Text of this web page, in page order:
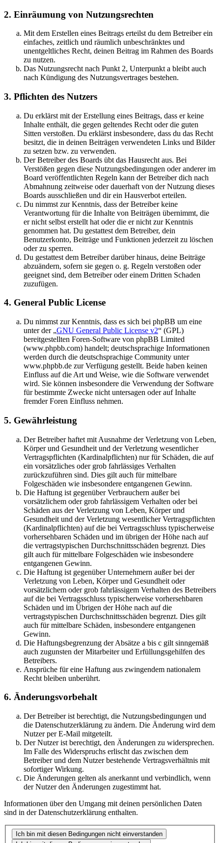
2. Einräumung von Nutzungsrechten
Mit dem Erstellen eines Beitrags erteilst du dem Betreiber ein
einfaches, zeitlich und räumlich unbeschränktes und
unentgeltliches Recht, deinen Beitrag im Rahmen des Boards
zu nutzen.
Das Nutzungsrecht nach Punkt 2, Unterpunkt a bleibt auch
nach Kündigung des Nutzungsvertrages bestehen.
3. Pflichten des Nutzers
Du erklärst mit der Erstellung eines Beitrags, dass er keine
Inhalte enthält, die gegen geltendes Recht oder die guten
Sitten verstoßen. Du erklärst insbesondere, dass du das Recht
besitzt, die in deinen Beiträgen verwendeten Links und Bilder
zu setzen bzw. zu verwenden.
Der Betreiber des Boards übt das Hausrecht aus. Bei
Verstößen gegen diese Nutzungsbedingungen oder anderer im
Board veröffentlichten Regeln kann der Betreiber dich nach
Abmahnung zeitweise oder dauerhaft von der Nutzung dieses
Boards ausschließen und dir ein Hausverbot erteilen.
Du nimmst zur Kenntnis, dass der Betreiber keine
Verantwortung für die Inhalte von Beiträgen übernimmt, die
er nicht selbst erstellt hat oder die er nicht zur Kenntnis
genommen hat. Du gestattest dem Betreiber, dein
Benutzerkonto, Beiträge und Funktionen jederzeit zu löschen
oder zu sperren.
Du gestattest dem Betreiber darüber hinaus, deine Beiträge
abzuändern, sofern sie gegen o. g. Regeln verstoßen oder
geeignet sind, dem Betreiber oder einem Dritten Schaden
zuzufügen.
4. General Public License
Du nimmst zur Kenntnis, dass es sich bei phpBB um eine
unter der „GNU General Public License v2“ (GPL)
bereitgestellten Foren-Software von phpBB Limited
(www.phpbb.com) handelt; deutschsprachige Informationen
werden durch die deutschsprachige Community unter
www.phpbb.de zur Verfügung gestellt. Beide haben keinen
Einfluss auf die Art und Weise, wie die Software verwendet
wird. Sie können insbesondere die Verwendung der Software
für bestimmte Zwecke nicht untersagen oder auf Inhalte
fremder Foren Einfluss nehmen.
5. Gewährleistung
Der Betreiber haftet mit Ausnahme der Verletzung von Leben,
Körper und Gesundheit und der Verletzung wesentlicher
Vertragspflichten (Kardinalpflichten) nur für Schäden, die auf
ein vorsätzliches oder grob fahrlässiges Verhalten
zurückzuführen sind. Dies gilt auch für mittelbare
Folgeschäden wie insbesondere entgangenen Gewinn.
Die Haftung ist gegenüber Verbrauchern außer bei
vorsätzlichem oder grob fahrlässigem Verhalten oder bei
Schäden aus der Verletzung von Leben, Körper und
Gesundheit und der Verletzung wesentlicher Vertragspflichten
(Kardinalpflichten) auf die bei Vertragsschluss typischerweise
vorhersehbaren Schäden und im übrigen der Höhe nach auf
die vertragstypischen Durchschnittsschäden begrenzt. Dies
gilt auch für mittelbare Folgeschäden wie insbesondere
entgangenen Gewinn.
Die Haftung ist gegenüber Unternehmern außer bei der
Verletzung von Leben, Körper und Gesundheit oder
vorsätzlichem oder grob fahrlässigem Verhalten des Betreibers
auf die bei Vertragsschluss typischerweise vorhersehbaren
Schäden und im Übrigen der Höhe nach auf die
vertragstypischen Durchschnittsschäden begrenzt. Dies gilt
auch für mittelbare Schäden, insbesondere entgangenen
Gewinn.
Die Haftungsbegrenzung der Absätze a bis c gilt sinngemäß
auch zugunsten der Mitarbeiter und Erfüllungsgehilfen des
Betreibers.
Ansprüche für eine Haftung aus zwingendem nationalem
Recht bleiben unberührt.
6. Änderungsvorbehalt
Der Betreiber ist berechtigt, die Nutzungsbedingungen und
die Datenschutzerklärung zu ändern. Die Änderung wird dem
Nutzer per E-Mail mitgeteilt.
Der Nutzer ist berechtigt, den Änderungen zu widersprechen.
Im Falle des Widerspruchs erlischt das zwischen dem
Betreiber und dem Nutzer bestehende Vertragsverhältnis mit
sofortiger Wirkung.
Die Änderungen gelten als anerkannt und verbindlich, wenn
der Nutzer den Änderungen zugestimmt hat.
Informationen über den Umgang mit deinen persönlichen Daten
sind in der Datenschutzerklärung enthalten.